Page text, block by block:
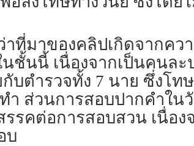
ที่มาของคลิปเกิดจากคว
ชั้นนี้​ เนื่องจากเป็นคนละ
ตำรวจทั้ง 7​ นาย ซึ่งโท
ำ ส่วนการสอบปากคำใน
รค​ต่อการสอบสวน​ เนื่อง
บ